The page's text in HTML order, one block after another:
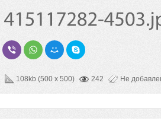
108kb (500 x 500) 242 Не